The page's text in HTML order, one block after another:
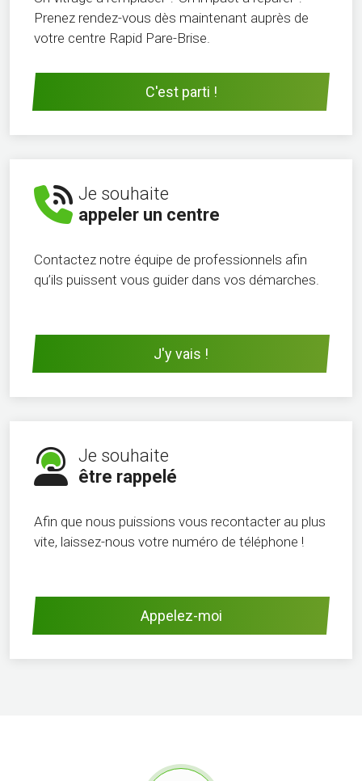
Prenez rendez-vous dès maintenant auprès de
votre centre Rapid Pare-Brise.
C'est parti !
Je souhaite
appeler un centre
Contactez notre équipe de professionnels afin
qu’ils puissent vous guider dans vos démarches.
J'y vais !
Je souhaite
être rappelé
Afin que nous puissions vous recontacter au plus
vite, laissez-nous votre numéro de téléphone !
Appelez-moi